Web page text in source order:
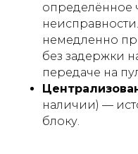
определённое
немедленно
без задержки
передаче на
наличии) —
блоку.